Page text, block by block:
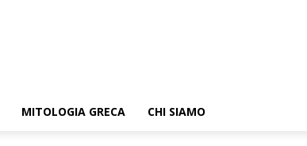
MITOLOGIA GRECA CHI SIAMO